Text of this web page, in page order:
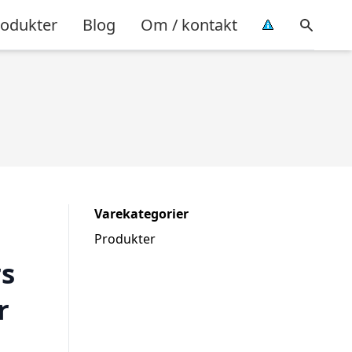
Blog Om / kontakt
Varekategorier
Produkter